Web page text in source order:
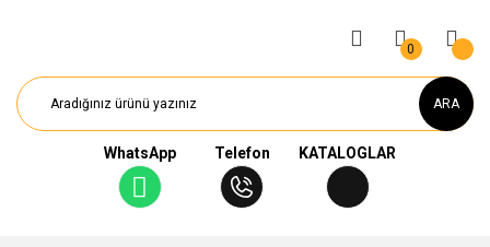
ARA
WhatsApp Telefon KATALOGLAR
0